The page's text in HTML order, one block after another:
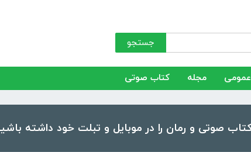
جستجو
عمومی مجله کتاب صوتی